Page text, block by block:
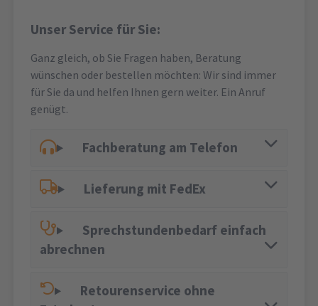
Unser Service für Sie:
Ganz gleich, ob Sie Fragen haben, Beratung
wünschen oder bestellen möchten: Wir sind immer
für Sie da und helfen Ihnen gern weiter. Ein Anruf
genügt.
Fachberatung am Telefon
Lieferung mit FedEx
Sprechstundenbedarf einfach
abrechnen
Retourenservice ohne